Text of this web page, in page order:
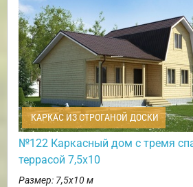
КАРКАС ИЗ СТРОГАНОЙ ДОСКИ
№122 Каркасный дом с тремя
террасой 7,5х10
Размер: 7,5х10 м